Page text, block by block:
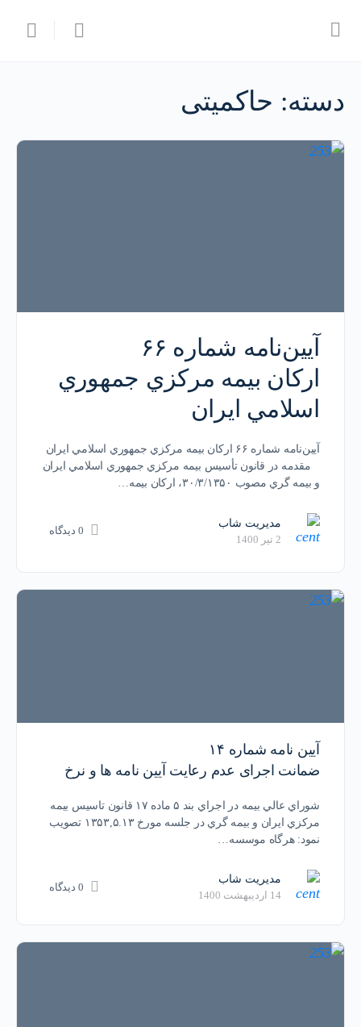
دسته: حاکمیتی
آيين‌نامه شماره ۶۶
اركان بيمه مركزي جمهوري
اسلامي ايران
آيين‌نامه شماره ۶۶ اركان بيمه مركزي جمهوري اسلامي ايران
مقدمه در قانون تأسيس بيمه مركزي جمهوري اسلامي ايران
و بيمه­ گري مصوب ۳۰/۳/۱۳۵۰، اركان بيمه…
مدیریت شاب
2 تیر 1400
0 دیدگاه
آيين نامه شماره ۱۴
ضمانت اجرای عدم رعایت آیین نامه ها و نرخ
شوراي عالي بيمه در اجراي بند ۵ ماده ۱۷ قانون تاسيس بيمه
مركزي ايران و بيمه گري در جلسه مورخ ۱۳۵۳,۵.۱۳ تصويب
نمود: هرگاه موسسه…
مدیریت شاب
14 اردیبهشت 1400
0 دیدگاه